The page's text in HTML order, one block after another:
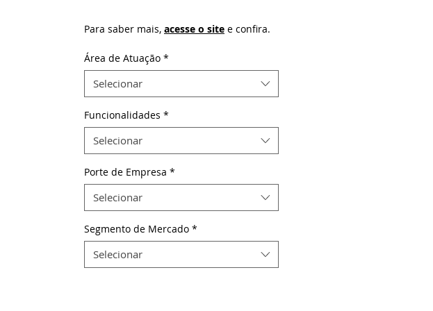
Para saber mais, acesse o site e confira.
Área de Atuação *
Selecionar
Funcionalidades *
Selecionar
Porte de Empresa *
Selecionar
Segmento de Mercado *
Selecionar